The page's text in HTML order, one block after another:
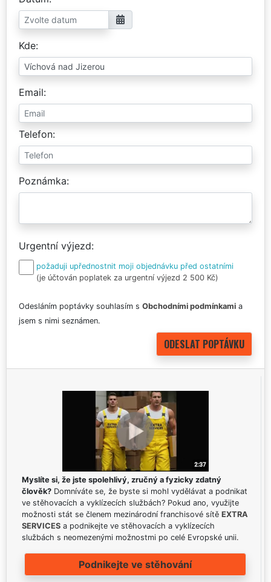
Kde
Email
Telefon
Poznámka
Urgentní výjezd
požaduji upřednostnit moji objednávku před ostatními
(je účtován poplatek za urgentní výjezd 2 500 Kč)
Odesláním poptávky souhlasím s Obchodními podmínkami a
jsem s nimi seznámen.
Myslíte si, že jste spolehlivý, zručný a fyzicky zdatný
člověk? Domníváte se, že byste si mohl vydělávat a podnikat
ve stěhovacích a vyklízecích službách? Pokud ano, využijte
možnosti stát se členem mezinárodní franchisové sítě EXTRA
SERVICES a podnikejte ve stěhovacích a vyklízecích
službách s neomezenými možnostmi po celé Evropské unii.
Podnikejte ve stěhování